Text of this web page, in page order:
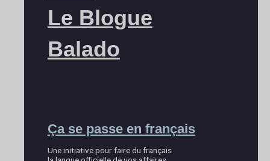
Le Blogue
Balado
Ça se passe en français
Une initiative pour faire du français